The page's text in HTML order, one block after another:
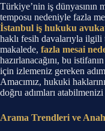
Türkiye’nin iş dünyasının
temposu nedeniyle fazla
İstanbul iş hukuku
haklı fesih davalarıyla ilgili
makalede, fazla mesai
hazırlanacağını, bu
için izlemeniz gereken
Amacımız, hukuki
doğru adımları atabilmenizi
Arama Trendleri ve